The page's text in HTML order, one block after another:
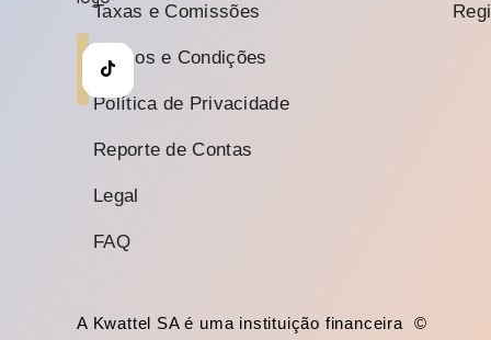
Taxas e Comissões
Termos e Condições
Política de Privacidade
Reporte de Contas
Legal
FAQ
A Kwattel SA é uma instituição financeira
©